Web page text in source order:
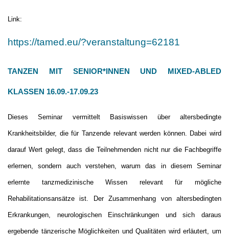
Link:
https://tamed.eu/?veranstaltung=62181
TANZEN MIT SENIOR*INNEN UND MIXED-ABLED
KLASSEN 16.09.-17.09.23
Dieses Seminar vermittelt Basiswissen über altersbedingte
Krankheitsbilder, die für Tanzende relevant werden können. Dabei wird
darauf Wert gelegt, dass die Teilnehmenden nicht nur die Fachbegriffe
erlernen, sondern auch verstehen, warum das in diesem Seminar
erlernte tanzmedizinische Wissen relevant für mögliche
Rehabilitationsansätze ist. Der Zusammenhang von altersbedingten
Erkrankungen, neurologischen Einschränkungen und sich daraus
ergebende tänzerische Möglichkeiten und Qualitäten wird erläutert, um